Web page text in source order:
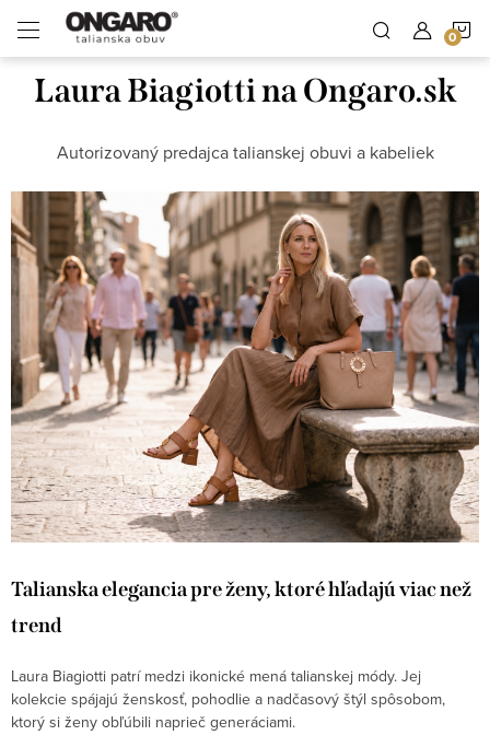
obsah
Domov
Laura Biagiotti na Ongaro.sk
Autorizovaný predajca talianskej obuvi a kabeliek
Talianska elegancia pre ženy, ktoré hľadajú viac než
trend
Laura Biagiotti patrí medzi ikonické mená talianskej módy. Jej
kolekcie spájajú ženskosť, pohodlie a nadčasový štýl spôsobom,
ktorý si ženy obľúbili naprieč generáciami.